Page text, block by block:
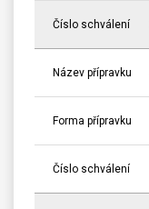
Číslo schválení
Název přípravku
Forma přípravku
Číslo schválení